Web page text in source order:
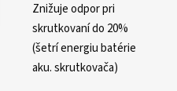
Znižuje odpor pri
skrutkovaní do 20%
(šetrí energiu batérie
aku. skrutkovača)